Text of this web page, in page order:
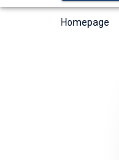
Homepage